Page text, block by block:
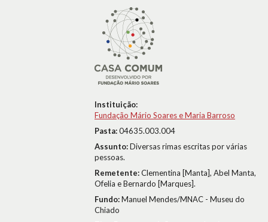
Instituição:
Fundação Mário Soares e Maria Barroso
Pasta:04635.003.004
Assunto:Diversas rimas escritas por várias
pessoas.
Remetente:Clementina [Manta], Abel Manta,
Ofelia e Bernardo [Marques].
Fundo:Manuel Mendes/MNAC - Museu do
Chiado